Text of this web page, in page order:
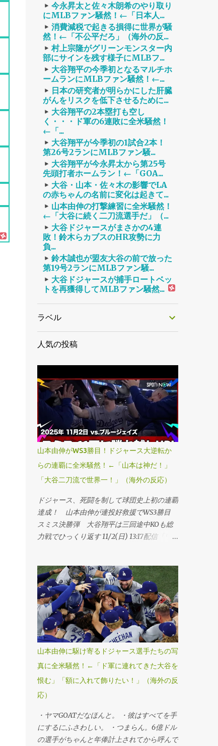
今永昇太と佐々木朗希のやり取り
にMLBファン騒然！←「日本人...
消費減税で起きる損得に世界が騒
然！←「不公平だろ」（海外の反...
村上宗隆がグリーンモンスター内
部にサインを残す様子にMLBフ...
大谷翔平の今季初となるマルチホ
ームランにMLBファン騒然！←...
日本の研究者が明らかにした肝臓
がんをリスクを低下させるために...
大谷翔平の2本塁打も空し
く・・・ド軍の6連敗に全米騒然！
←「...
大谷翔平が今季初の1試合2本！
第26号2ランにMLBファン騒...
大谷翔平が今永昇太から第25号
先頭打者ホームラン！←「GOA...
大谷・山本・佐々木の影響でLA
の赤ちゃんの名前に変化は起きて...
山本由伸の打撃練習に全米騒然！
←「大谷に続く二刀流選手だ」（...
大谷ドジャースがまさかの4連
敗！鈴木らカブスのHR攻勢に力
負...
鈴木誠也が盟友大谷の前で放った
第19号2ランにMLBファン騒...
大谷ドジャースが捕手ロートベッ
トを再獲得してMLBファン騒然...
ラベル
人気の投稿
山本由伸がWS3勝目！ドジャース大逆転か
らの連覇に全米騒然！←「山本は神だ！」
「大谷二刀流で世界一！」（海外の反応）
ドジャース、死闘を制して球団史上初の連覇
達成！ 山本由伸が連投好救援でWS3勝目
スミス決勝弾 大谷翔平は三回途中KOも総
力戦でひっくり返す 11/2(日) 13:17配信「ワ
ャースが延長十一回にスミスの勝ち越し本塁
打で球団史上初、MLB25年ぶりのワールド
シリーズ連覇を果たした。第6戦勝利投手の
山本由伸投手が九回途中から登板し、1死満
塁のピンチを切り抜けるなど、3回を無失点
に抑えてシリーズ3勝目を挙げた。「1番・投
手兼指名打者」で先発出場した大谷翔平投手
は三回に決勝3ランを被弾し、マウンドで両
手を膝につきうなだれKO。打者としては第3
戦以来のマルチ安打をマークするなど5打数
2安打1四球だった。 ・連覇だぜベイビー。
あみろトロント！マリナーズファンとして感
謝する。 ・よおおおお！泣きそうだ。カー
ショーのために嬉しすぎる。 ・よっしゃあ
山本由伸に駆け寄るドジャース選手たちの写
真に全米騒然！←「ド軍に連れてきた大谷を
恨む」「額に入れて飾りたい！」（海外の反
応）
・ヤマGOATだなほんと。 ・彼はすべてを手
にするにふさわしい。 ・つまらん。6億ドル
の選手がちゃんと年俸計上されてから呼んで